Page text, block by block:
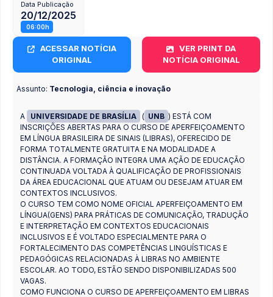
Data Publicação
20/12/2025
06:00h
ACESSAR NOTÍCIA
ORIGINAL
VER PRINT DA
NOTÍCIA ORIGINAL
Assunto: Tecnologia, ciência e inovação
A UNIVERSIDADE DE BRASÍLIA ( UNB ) ESTÁ COM
INSCRIÇÕES ABERTAS PARA O CURSO DE APERFEIÇOAMENTO
EM LÍNGUA BRASILEIRA DE SINAIS (LIBRAS), OFERECIDO DE
FORMA TOTALMENTE GRATUITA E NA MODALIDADE A
DISTÂNCIA. A FORMAÇÃO INTEGRA UMA AÇÃO DE EDUCAÇÃO
CONTINUADA VOLTADA À QUALIFICAÇÃO DE PROFISSIONAIS
DA ÁREA EDUCACIONAL QUE ATUAM OU DESEJAM ATUAR EM
CONTEXTOS INCLUSIVOS.
O CURSO TEM COMO NOME OFICIAL APERFEIÇOAMENTO EM
LÍNGUA(GENS) PARA PRÁTICAS DE COMUNICAÇÃO, TRADUÇÃO
E INTERPRETAÇÃO EM CONTEXTOS EDUCACIONAIS
INCLUSIVOS E É VOLTADO ESPECIALMENTE PARA O
FORTALECIMENTO DAS COMPETÊNCIAS LINGUÍSTICAS E
PEDAGÓGICAS RELACIONADAS À LIBRAS NO AMBIENTE
ESCOLAR. AO TODO, ESTÃO SENDO DISPONIBILIZADAS 500
VAGAS.
COMO FUNCIONA O CURSO DE APERFEIÇOAMENTO EM LIBRAS